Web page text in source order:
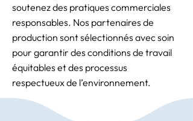
soutenez des pratiques commerciales
responsables. Nos partenaires de
production sont sélectionnés avec soin
pour garantir des conditions de travail
équitables et des processus
respectueux de l’environnement.